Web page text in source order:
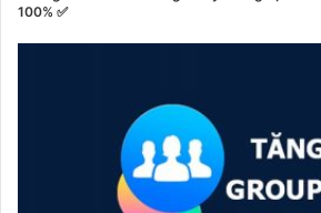
100% ✅